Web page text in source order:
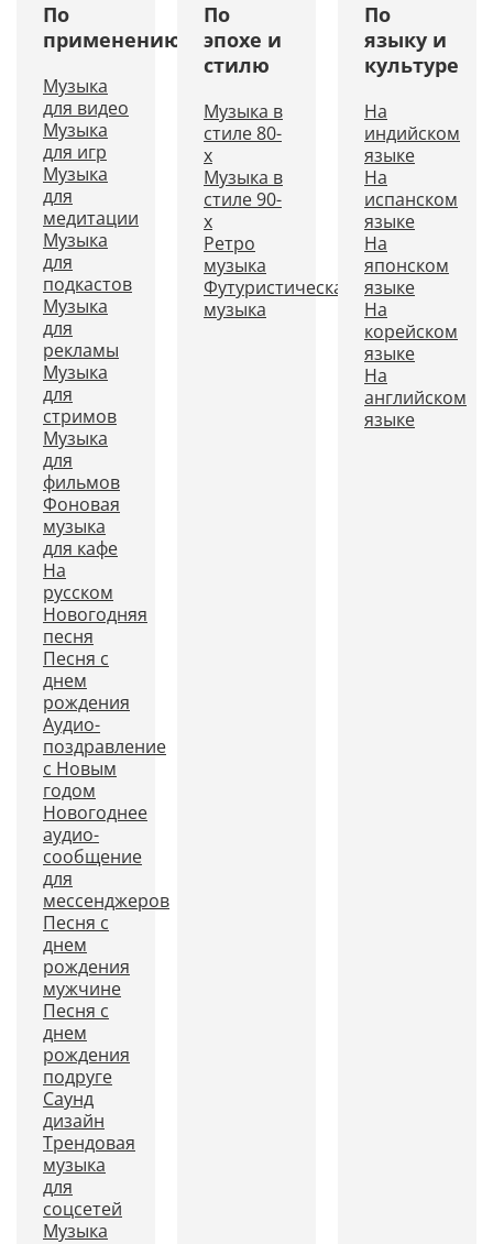
По
применению
Музыка
для видео
Музыка
для игр
Музыка
для
медитации
Музыка
для
подкастов
Музыка
для
рекламы
Музыка
для
стримов
Музыка
для
фильмов
Фоновая
музыка
для кафе
На
русском
Новогодняя
песня
Песня с
днем
рождения
Аудио-
поздравление
с Новым
годом
Новогоднее
аудио-
сообщение
для
мессенджеров
Песня с
днем
рождения
мужчине
Песня с
днем
рождения
подруге
Саунд
дизайн
Трендовая
музыка
для
соцсетей
Музыка
По
эпохе и
стилю
Музыка в
стиле 80-
х
Музыка в
стиле 90-
х
Ретро
музыка
Футуристическая
музыка
По
языку и
культуре
На
индийском
языке
На
испанском
языке
На
японском
языке
На
корейском
языке
На
английском
языке